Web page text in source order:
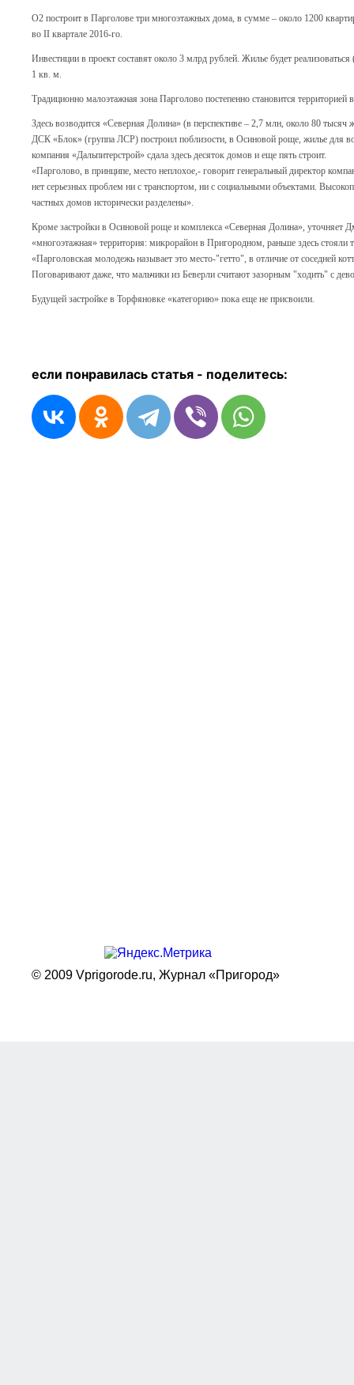
О2 построит в Парголове три многоэтажных дома, в сумме – около 1200
во II квартале 2016-го.
Инвестиции в проект составят около 3 млрд рублей. Жилье будет
1 кв. м.
Традиционно малоэтажная зона Парголово постепенно становится
Здесь возводится «Северная Долина» (в перспективе – 2,7 млн, около 80
ДСК «Блок» (группа ЛСР) построил поблизости, в Осиновой роще, жилье для
компания «Дальпитерстрой» сдала здесь десяток домов и еще пять строит.
«Парголово, в принципе, место неплохое,- говорит генеральный директор
нет серьезных проблем ни с транспортом, ни с социальными объектами.
частных домов исторически разделены».
Кроме застройки в Осиновой роще и комплекса «Северная Долина», уточняет
«многоэтажная» территория: микрорайон в Пригородном, раньше здесь стояли
«Парголовская молодежь называет это место-"гетто", в отличие от соседней
Поговаривают даже, что мальчики из Беверли считают зазорным "ходить" с
Будущей застройке в Торфяновке «категорию» пока еще не присвоили.
если понравилась статья - поделитесь:
© 2009 Vprigorode.ru, Журнал «Пригород»